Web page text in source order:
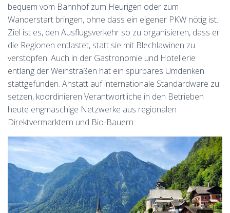
bequem vom Bahnhof zum Heurigen oder zum
Wanderstart bringen, ohne dass ein eigener PKW nötig ist.
Ziel ist es, den Ausflugsverkehr so zu organisieren, dass er
die Regionen entlastet, statt sie mit Blechlawinen zu
verstopfen. Auch in der Gastronomie und Hotellerie
entlang der Weinstraßen hat ein spürbares Umdenken
stattgefunden. Anstatt auf internationale Standardware zu
setzen, koordinieren Verantwortliche in den Betrieben
heute engmaschige Netzwerke aus regionalen
Direktvermarktern und Bio-Bauern.